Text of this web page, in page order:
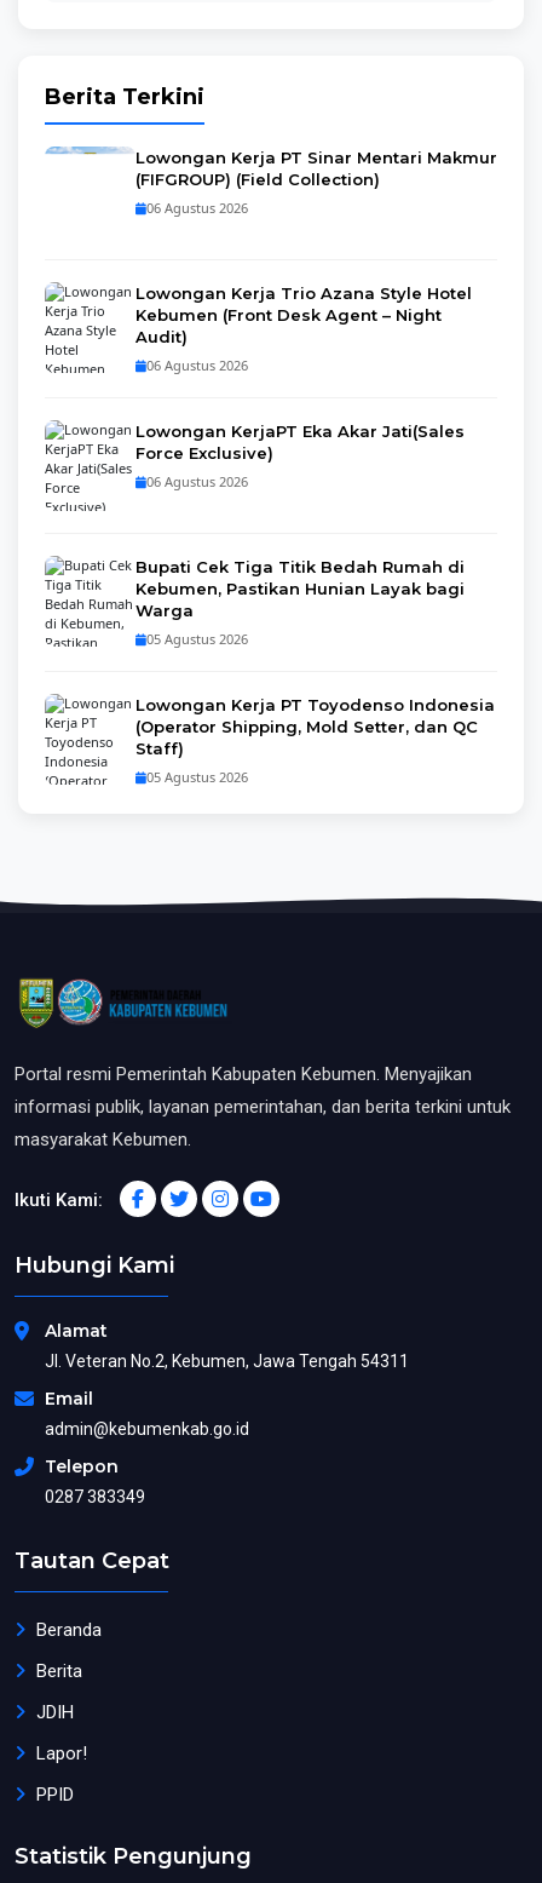
Berita Terkini
Lowongan Kerja PT Sinar Mentari Makmur
(FIFGROUP) (Field Collection)
06 Agustus 2026
Lowongan Kerja Trio Azana Style Hotel
Kebumen (Front Desk Agent – Night
Audit)
06 Agustus 2026
Lowongan KerjaPT Eka Akar Jati(Sales
Force Exclusive)
06 Agustus 2026
Bupati Cek Tiga Titik Bedah Rumah di
Kebumen, Pastikan Hunian Layak bagi
Warga
05 Agustus 2026
Lowongan Kerja PT Toyodenso Indonesia
(Operator Shipping, Mold Setter, dan QC
Staff)
05 Agustus 2026
Portal resmi Pemerintah Kabupaten Kebumen. Menyajikan
informasi publik, layanan pemerintahan, dan berita terkini untuk
masyarakat Kebumen.
Ikuti Kami:
Hubungi Kami
Alamat
Jl. Veteran No.2, Kebumen, Jawa Tengah 54311
Email
admin@kebumenkab.go.id
Telepon
0287 383349
Tautan Cepat
Beranda
Berita
JDIH
Lapor!
PPID
Statistik Pengunjung